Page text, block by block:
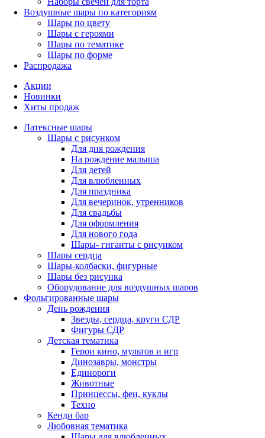
Воздушные шары по категориям
Шары по цвету
Шары с героями
Шары по тематике
Шары по форме
Распродажа
Акции
Новинки
Хиты продаж
Латексные шары
Шары с рисунком
Для дня рождения
На рождение малыша
Для детей
Для влюбленных
Для праздника
Для вечеринок, утренников
Для свадьбы
Для оформления
Для нового года
Шары- гиганты с рисунком
Шары сердца
Шары-колбаски, фигурные
Шары без рисунка
Оборудование для воздушных шаров
Фольгированные шары
День рождения
Звезды, сердца, круги СДР
Фигуры СДР
Детская тематика
Герои кино, мультов и игр
Динозавры, монстры
Единороги
Животные
Принцессы, феи, куклы
Техно
Кенди бар
Любовная тематика